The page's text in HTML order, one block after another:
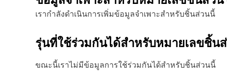
เรากำลังดำเนินการเพิ่มข้อมูลจำเพาะสำหรับชิ้นส่วนนี้
รุ่นที่ใช้ร่วมกันได้สำหรับหมายเลขชิ้น
ขณะนี้เราไม่มีข้อมูลการใช้ร่วมกันได้สำหรับชิ้นส่วนนี้